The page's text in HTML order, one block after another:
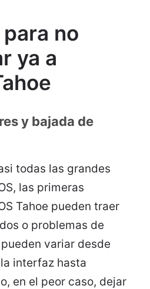
no
ya a
y bajada de
todas las grandes
las primeras
Tahoe pueden traer
o problemas de
variar desde
interfaz hasta
en el peor caso, dejar